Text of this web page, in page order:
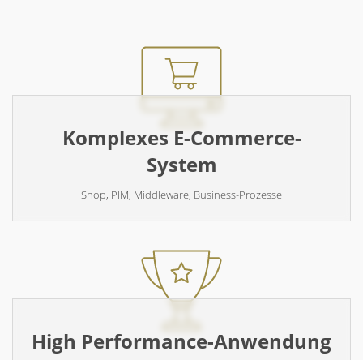
Komplexes E-Commerce-
System
Shop, PIM, Middleware, Business-Prozesse
High Performance-Anwendung